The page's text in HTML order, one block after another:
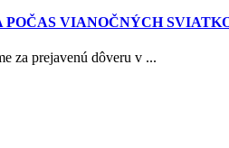
VIANOČNÝCH
za prejavenú dôveru v ...